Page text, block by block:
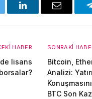
LinkedInE-
HABER
lisans
SONRAKI
Bitcoin,
Analizi:
BTC Son